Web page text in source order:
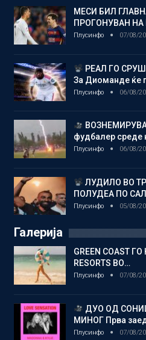
МЕСИ БИЛ
ПРОГОНУВАН
Плусинфо 07/08/
РЕАЛ ГО
За Диоманде ќе
Плусинфо 06/08/
фудбалер среде
Плусинфо 06/08/
ЛУДИЛО ВО
ПОЛУДЕА ПО
Плусинфо 05/08/
Галерија
GREEN COAST
RESORTS ВО…
Плусинфо 07/08/
ДУО ОД
МИНОГ Прва
Плусинфо 07/08/